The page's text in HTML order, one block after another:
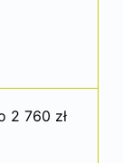
2 760 zł